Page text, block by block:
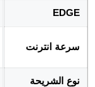
EDGE
سرعة انترنت
نوع الشريحة